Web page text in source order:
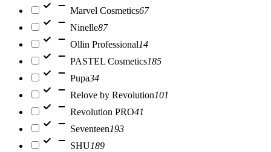
Marvel Cosmetics67
Ninelle87
Ollin Professional14
PASTEL Cosmetics185
Pupa34
Relove by Revolution101
Revolution PRO41
Seventeen193
SHU189